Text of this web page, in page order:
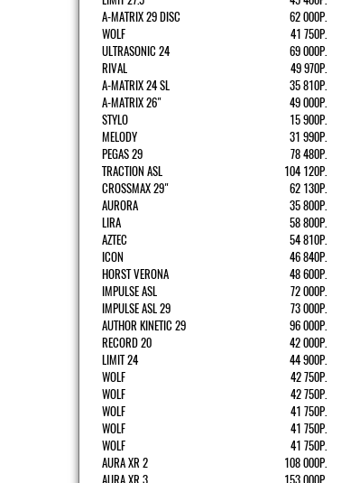
A-MATRIX 29 DISC
62 000Р.
WOLF
41 750Р.
ULTRASONIC 24
69 000Р.
RIVAL
49 970Р.
A-MATRIX 24 SL
35 810Р.
A-MATRIX 26"
49 000Р.
STYLO
15 900Р.
MELODY
31 990Р.
PEGAS 29
78 480Р.
TRACTION ASL
104 120Р.
CROSSMAX 29"
62 130Р.
AURORA
35 800Р.
LIRA
58 800Р.
AZTEC
54 810Р.
ICON
46 840Р.
HORST VERONA
48 600Р.
IMPULSE ASL
72 000Р.
IMPULSE ASL 29
73 000Р.
AUTHOR KINETIC 29
96 000Р.
RECORD 20
42 000Р.
LIMIT 24
44 900Р.
WOLF
42 750Р.
WOLF
42 750Р.
WOLF
41 750Р.
WOLF
41 750Р.
WOLF
41 750Р.
AURA XR 2
108 000Р.